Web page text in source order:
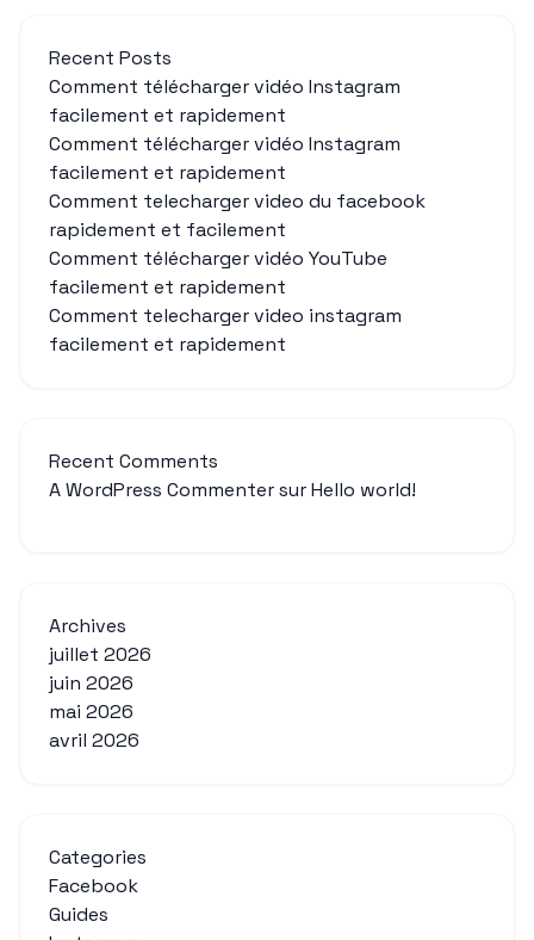
Recent Posts
Comment télécharger vidéo Instagram
facilement et rapidement
Comment télécharger vidéo Instagram
facilement et rapidement
Comment telecharger video du facebook
rapidement et facilement
Comment télécharger vidéo YouTube
facilement et rapidement
Comment telecharger video instagram
facilement et rapidement
Recent Comments
A WordPress CommentersurHello world!
Archives
juillet 2026
juin 2026
mai 2026
avril 2026
Categories
Facebook
Guides